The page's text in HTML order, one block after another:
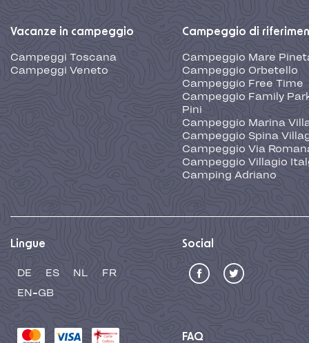
Vacanze in campeggio
Campeggi Toscana
Campeggi Veneto
Campeggio di
Campeggio Mare
Campeggio Orbetello
Campeggio Free Time
Campeggio Family
Pini
Campeggio Marina
Campeggio Spina
Campeggio Via
Campeggio Villagio
Camping Adriano
Lingue
DE ES NL
FR
EN-GB
Social
FAQ